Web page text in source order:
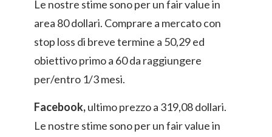
Le nostre stime sono per un fair value in
area 80 dollari. Comprare a mercato con
stop loss di breve termine a 50,29 ed
obiettivo primo a 60 da raggiungere
per/entro 1/3 mesi.
Facebook,ultimo prezzo a 319,08 dollari.
Le nostre stime sono per un fair value in